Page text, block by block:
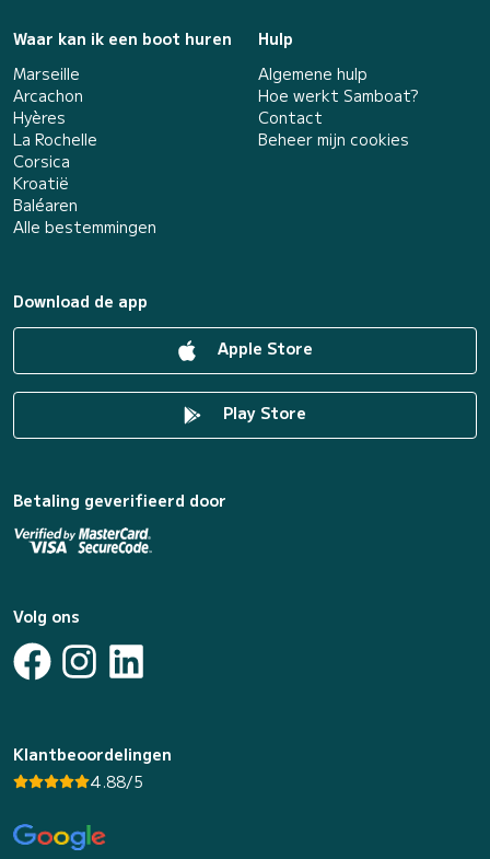
Waar kan ik een boot huren
Marseille
Arcachon
Hyères
La Rochelle
Corsica
Kroatië
Baléaren
Alle bestemmingen
Hulp
Algemene hulp
Hoe werkt Samboat?
Contact
Beheer mijn cookies
Download de app
Apple Store
Play Store
Betaling geverifieerd door
Volg ons
Klantbeoordelingen
4.88/5